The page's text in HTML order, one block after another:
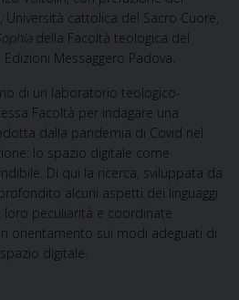
cattolica del Sacro Cuore,
della Facoltà teologica del
Messaggero Padova.
di un laboratorio teologico-
Facoltà per indagare una
dalla pandemia di Covid nel
lo spazio digitale come
Di qui la ricerca, sviluppata da
alcuni aspetti dei linguaggi
loro peculiarità e coordinate
orientamento sui modi adeguati di
digitale.